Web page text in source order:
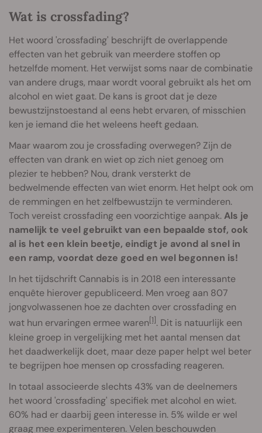
Wat is crossfading?
Het woord 'crossfading' beschrijft de overlappende
effecten van het gebruik van meerdere stoffen op
hetzelfde moment. Het verwijst soms naar de combinatie
van andere drugs, maar wordt vooral gebruikt als het om
alcohol en wiet gaat. De kans is groot dat je deze
bewustzijnstoestand al eens hebt ervaren, of misschien
ken je iemand die het weleens heeft gedaan.
Maar waarom zou je crossfading overwegen? Zijn de
effecten van drank en wiet op zich niet genoeg om
plezier te hebben? Nou, drank versterkt de
bedwelmende effecten van wiet enorm. Het helpt ook om
de remmingen en het zelfbewustzijn te verminderen.
Toch vereist crossfading een voorzichtige aanpak.Als je
namelijk te veel gebruikt van een bepaalde stof, ook
al is het een klein beetje, eindigt je avond al snel in
een ramp, voordat deze goed en wel begonnen is!
In het tijdschrift Cannabis is in 2018 een interessante
enquête hierover gepubliceerd. Men vroeg aan 807
jongvolwassenen hoe ze dachten over crossfading en
wat hun ervaringen ermee waren[1]. Dit is natuurlijk een
kleine groep in vergelijking met het aantal mensen dat
het daadwerkelijk doet, maar deze paper helpt wel beter
te begrijpen hoe mensen op crossfading reageren.
In totaal associeerde slechts 43% van de deelnemers
het woord 'crossfading' specifiek met alcohol en wiet.
60% had er daarbij geen interesse in. 5% wilde er wel
graag mee experimenteren. Velen beschouwden